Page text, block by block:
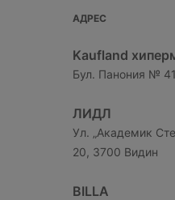
АДРЕС
Kaufland
Бул. Панония №
ЛИДЛ
Ул. „Академик
20, 3700 Видин
BILLA